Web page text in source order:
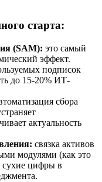
старта:
(SAM): это самый
эффект.
подписок
до 15-20% ИТ-
сбора
актуальность
связка активов
модулями (как это
сухие цифры в